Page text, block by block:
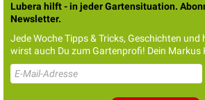
Lubera hilft - in jeder Gartensituation.
Newsletter.
Jede Woche Tipps & Tricks, Geschichten und
wirst auch Du zum Gartenprofi! Dein Markus